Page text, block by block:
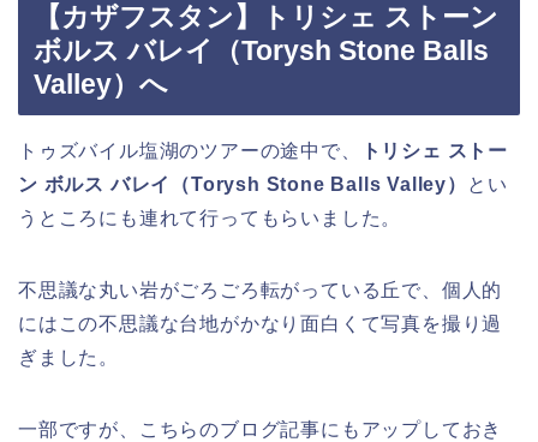
【カザフスタン】トリシェ ストーン
ボルス バレイ（Torysh Stone Balls
Valley）へ
トゥズバイル塩湖のツアーの途中で、
トリシェ ストー
ン ボルス バレイ（Torysh Stone Balls Valley）
とい
うところにも連れて行ってもらいました。
不思議な丸い岩がごろごろ転がっている丘で、個人的
にはこの不思議な台地がかなり面白くて写真を撮り過
ぎました。
一部ですが、こちらのブログ記事にもアップしておき